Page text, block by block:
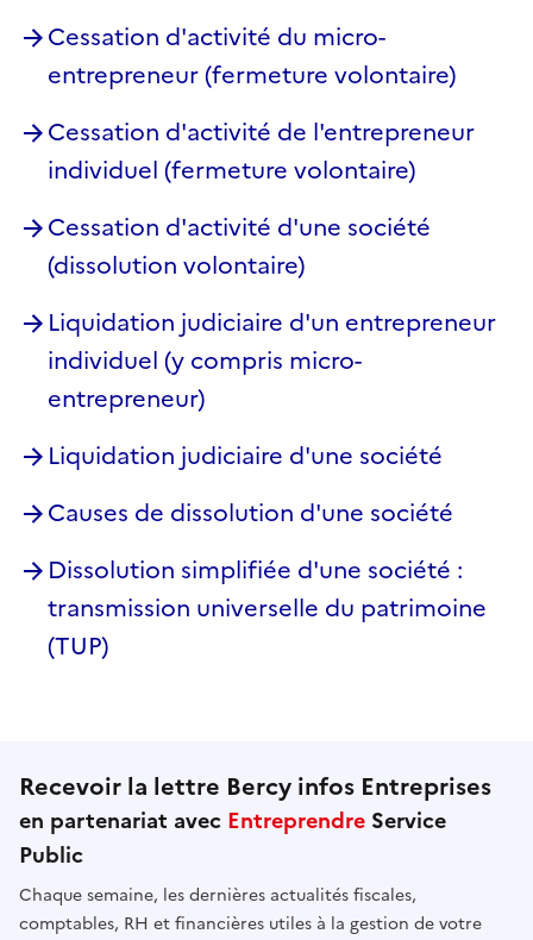
Cessation d'activité du micro-
entrepreneur (fermeture volontaire)
Cessation d'activité de l'entrepreneur
individuel (fermeture volontaire)
Cessation d'activité d'une société
(dissolution volontaire)
Liquidation judiciaire d'un entrepreneur
individuel (y compris micro-
entrepreneur)
Liquidation judiciaire d'une société
Causes de dissolution d'une société
Dissolution simplifiée d'une société :
transmission universelle du patrimoine
(TUP)
Recevoir la lettre Bercy infos Entreprises
en partenariat avec Entreprendre Service
Public
Chaque semaine, les dernières actualités fiscales,
comptables, RH et financières utiles à la gestion de votre